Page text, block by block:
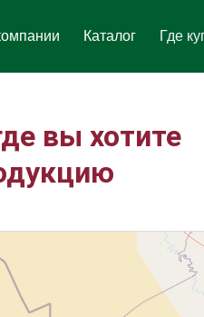
Каталог Где
вы хотите